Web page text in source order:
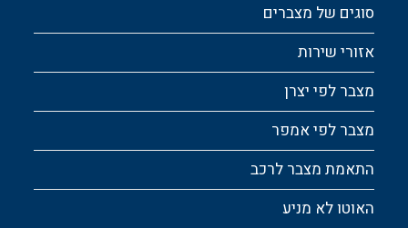
סוגים של מצברים
אזורי שירות
מצבר לפי יצרן
מצבר לפי אמפר
התאמת מצבר לרכב
האוטו לא מניע